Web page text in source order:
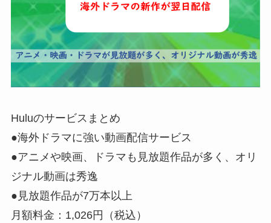
Huluのサービスまとめ
●海外ドラマに強い動画配信サービス
●アニメや映画、ドラマも見放題作品が多く、オリ
ジナル動画は秀逸
●見放題作品が7万本以上
月額料金：1,026円（税込）